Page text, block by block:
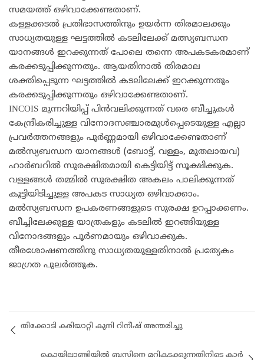
സമയത്ത് ഒഴിവാക്കേണ്ടതാണ്.
കള്ളക്കടൽ പ്രതിഭാസത്തിനും ഉയർന്ന തിരമാലക്കും
സാധ്യതയുള്ള ഘട്ടത്തിൽ കടലിലേക്ക് മത്സ്യബന്ധന
യാനങ്ങൾ ഇറക്കുന്നത് പോലെ തന്നെ അപകടകരമാണ്
കരക്കടുപ്പിക്കുന്നതും. ആയതിനാൽ തിരമാല
ശക്തിപ്പെടുന്ന ഘട്ടത്തിൽ കടലിലേക്ക് ഇറക്കുന്നതും
കരക്കടുപ്പിക്കുന്നതും ഒഴിവാക്കേണ്ടതാണ്.
INCOIS മുന്നറിയിപ്പ് പിൻവലിക്കുന്നത് വരെ ബീച്ചുകൾ
കേന്ദ്രീകരിച്ചുള്ള വിനോദസഞ്ചാരമുൾപ്പെടെയുള്ള എല്ലാ
പ്രവർത്തനങ്ങളും പൂർണ്ണമായി ഒഴിവാക്കേണ്ടതാണ്
മൽസ്യബന്ധന യാനങ്ങൾ (ബോട്ട്, വള്ളം, മുതലായവ)
ഹാർബറിൽ സുരക്ഷിതമായി കെട്ടിയിട്ട് സൂക്ഷിക്കുക.
വള്ളങ്ങൾ തമ്മിൽ സുരക്ഷിത അകലം പാലിക്കുന്നത്
കൂട്ടിയിടിച്ചുള്ള അപകട സാധ്യത ഒഴിവാക്കാം.
മൽസ്യബന്ധന ഉപകരണങ്ങളുടെ സുരക്ഷ ഉറപ്പാക്കണം.
ബീച്ചിലേക്കുള്ള യാത്രകളും കടലിൽ ഇറങ്ങിയുള്ള
വിനോദങ്ങളും പൂർണമായും ഒഴിവാക്കുക.
തീരശോഷണത്തിനു സാധ്യതയുള്ളതിനാൽ പ്രത്യേകം
ജാഗ്രത പുലർത്തുക.
തിക്കോടി കരിയാറ്റി കുനി റിനീഷ് അന്തരിച്ചു
കൊയിലാണ്ടിയിൽ ബസിനെ മറികടക്കുന്നതിനിടെ കാർ